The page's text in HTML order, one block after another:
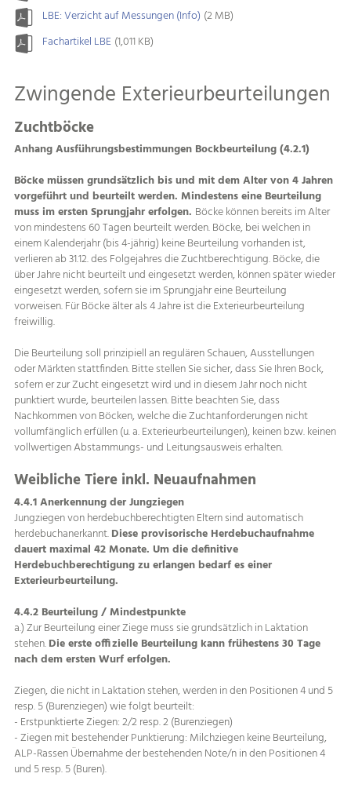
LBE: Verzicht auf Messungen (Info) (2 MB)
Fachartikel LBE (1,011 KB)
Zwingende Exterieurbeurteilungen
Zuchtböcke
Anhang Ausführungsbestimmungen Bockbeurteilung (4.2.1)
Böcke müssen grundsätzlich bis und mit dem Alter von 4 Jahren
vorgeführt und beurteilt werden. Mindestens eine Beurteilung
muss im ersten Sprungjahr erfolgen. Böcke können bereits im Alter
von mindestens 60 Tagen beurteilt werden. Böcke, bei welchen in
einem Kalenderjahr (bis 4-jährig) keine Beurteilung vorhanden ist,
verlieren ab 31.12. des Folgejahres die Zuchtberechtigung. Böcke, die
über Jahre nicht beurteilt und eingesetzt werden, können später wieder
eingesetzt werden, sofern sie im Sprungjahr eine Beurteilung
vorweisen. Für Böcke älter als 4 Jahre ist die Exterieurbeurteilung
freiwillig.
Die Beurteilung soll prinzipiell an regulären Schauen, Ausstellungen
oder Märkten stattfinden. Bitte stellen Sie sicher, dass Sie Ihren Bock,
sofern er zur Zucht eingesetzt wird und in diesem Jahr noch nicht
punktiert wurde, beurteilen lassen. Bitte beachten Sie, dass
Nachkommen von Böcken, welche die Zuchtanforderungen nicht
vollumfänglich erfüllen (u. a. Exterieurbeurteilungen), keinen bzw. keinen
vollwertigen Abstammungs- und Leitungsausweis erhalten.
Weibliche Tiere inkl. Neuaufnahmen
4.4.1 Anerkennung der Jungziegen
Jungziegen von herdebuchberechtigten Eltern sind automatisch
herdebuchanerkannt.Diese provisorische Herdebuchaufnahme
dauert maximal 42 Monate. Um die definitive
Herdebuchberechtigung zu erlangen bedarf es einer
Exterieurbeurteilung.
4.4.2 Beurteilung / Mindestpunkte
a.) Zur Beurteilung einer Ziege muss sie grundsätzlich in Laktation
stehen.Die erste offizielle Beurteilung kann frühestens 30 Tage
nach dem ersten Wurf erfolgen.
Ziegen, die nicht in Laktation stehen, werden in den Positionen 4 und 5
resp. 5 (Burenziegen) wie folgt beurteilt:
- Erstpunktierte Ziegen: 2/2 resp. 2 (Burenziegen)
- Ziegen mit bestehender Punktierung: Milchziegen keine Beurteilung,
ALP-Rassen Übernahme der bestehenden Note/n in den Positionen 4
und 5 resp. 5 (Buren).